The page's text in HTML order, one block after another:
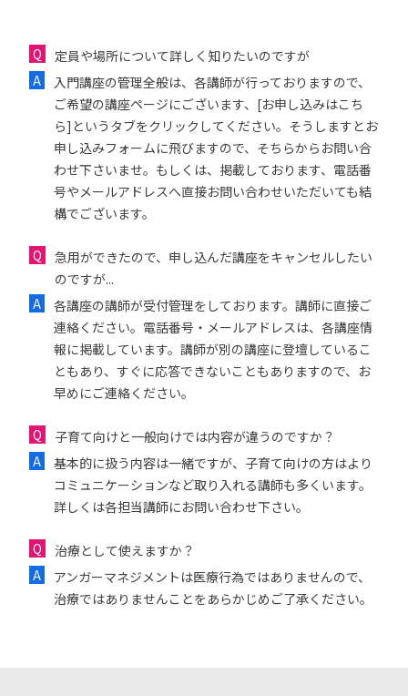
定員や場所について詳しく知りたいのですが
入門講座の管理全般は、各講師が行っておりますので、
ご希望の講座ページにございます、[お申し込みはこち
ら]というタブをクリックしてください。そうしますとお
申し込みフォームに飛びますので、そちらからお問い合
わせ下さいませ。もしくは、掲載しております、電話番
号やメールアドレスへ直接お問い合わせいただいても結
構でございます。
急用ができたので、申し込んだ講座をキャンセルしたい
のですが...
各講座の講師が受付管理をしております。講師に直接ご
連絡ください。電話番号・メールアドレスは、各講座情
報に掲載しています。講師が別の講座に登壇しているこ
ともあり、すぐに応答できないこともありますので、お
早めにご連絡ください。
子育て向けと一般向けでは内容が違うのですか？
基本的に扱う内容は一緒ですが、子育て向けの方はより
コミュニケーションなど取り入れる講師も多くいます。
詳しくは各担当講師にお問い合わせ下さい。
治療として使えますか？
アンガーマネジメントは医療行為ではありませんので、
治療ではありませんことをあらかじめご了承ください。